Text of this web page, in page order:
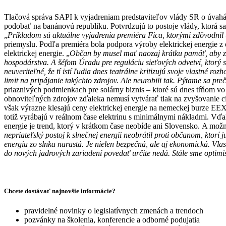
Tlačová správa SAPI k vyjadreniam predstaviteľov vlády SR o
podobať na banánovú republiku. Potvrdzujú to postoje vlády, ktorá
„Príkladom sú aktuálne vyjadrenia premiéra Fica, ktorými
priemyslu. Podľa premiéra bola podpora výroby elektrickej energie
elektrickej energie. „Občan by musel mať naozaj krátku pamäť, aby
hospodárstva. A šéfom Úradu pre reguláciu sieťových odvetví, ktorý
neuveriteľné, že tí istí ľudia dnes teatrálne kritizujú svoje vlastné
limit na pripájanie takýchto zdrojov. Ale neurobili tak. Pýtame sa
priaznivých podmienkach pre solárny biznis – ktoré sú dnes tŕňom
obnoviteľných zdrojov zďaleka nemusí vytvárať tlak na zvyšovanie
však výrazne klesajú ceny elektrickej energie na nemeckej burze
totiž vyrábajú v reálnom čase elektrinu s minimálnymi nákladmi.
energie je trend, ktorý v krátkom čase neobíde ani Slovensko. A
nepriateľský postoj k slnečnej energii neobrátil proti občanom, ktorí
energiu zo slnka narastá. Je nielen bezpečná, ale aj ekonomická.
do nových jadrových zariadení povedať určite nedá. Stále sme
Chcete dostávať najnovšie informácie?
pravidelné novinky o legislatívnych zmenách a trendoch
pozvánky na školenia, konferencie a odborné podujatia